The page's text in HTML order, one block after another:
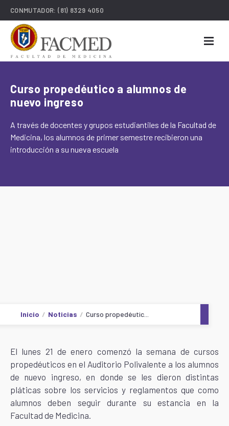
CONMUTADOR:(81) 8329 4050
Curso propedéutico a alumnos de
nuevo ingreso
A través de docentes y grupos estudiantiles de la Facultad de
Medicina, los alumnos de primer semestre recibieron una
introducción a su nueva escuela
Inicio Noticias Curso propedéutic...
El lunes 21 de enero comenzó la semana de cursos
propedéuticos en el Auditorio Polivalente a los alumnos
de nuevo ingreso, en donde se les dieron distintas
pláticas sobre los servicios y reglamentos que como
alumnos deben seguir durante su estancia en la
Facultad de Medicina.